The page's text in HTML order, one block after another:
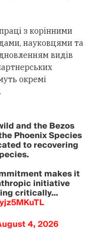
з корінними
науковцями та
видів
окремі
and the Bezos
Phoenix Species
to recovering
makes it
initiative
critically…
4, 2026